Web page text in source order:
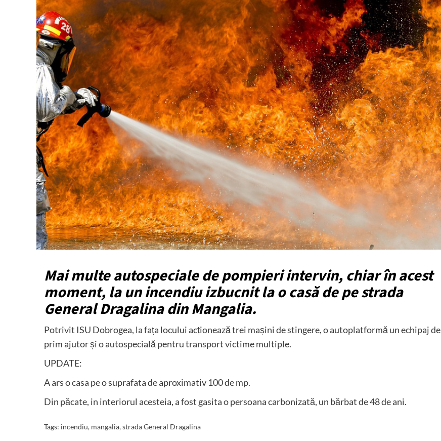
Mai multe autospeciale de pompieri intervin, chiar în acest
moment, la un incendiu izbucnit la o casă de pe strada
General Dragalina din Mangalia.
Potrivit ISU Dobrogea, la fața locului acționează trei mașini de stingere, o autoplatformă un echipaj de
prim ajutor și o autospecială pentru transport victime multiple.
UPDATE:
A ars o casa pe o suprafata de aproximativ 100 de mp.
Din păcate, in interiorul acesteia, a fost gasita o persoana carbonizată, un bărbat de 48 de ani.
Tags: incendiu, mangalia,strada General Dragalina